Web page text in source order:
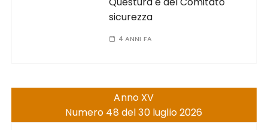
sicurezza
4 ANNI FA
Anno XV
Numero 48 del 30 luglio 2026